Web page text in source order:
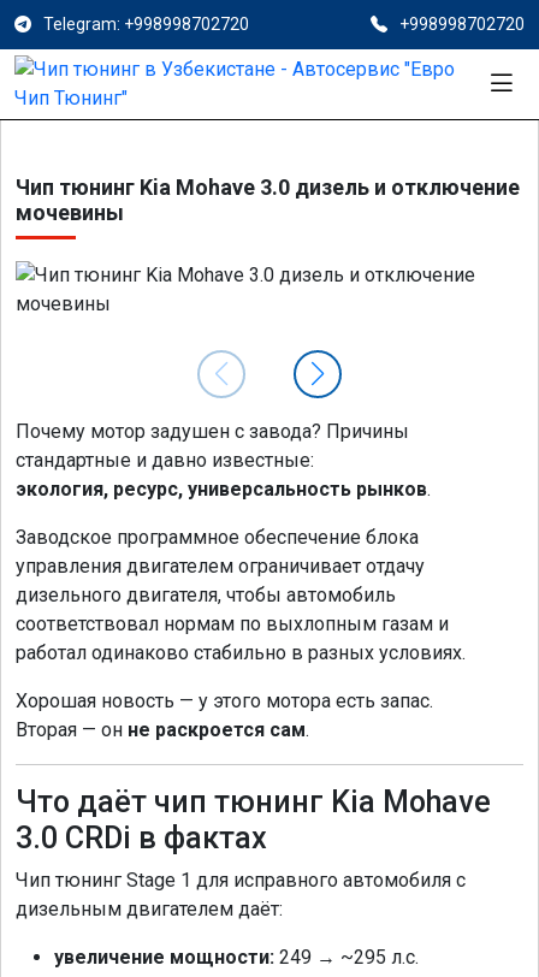
Telegram: +998998702720 +998998702720
Чип тюнинг Kia Mohave 3.0 дизель и отключение
мочевины
Почему мотор задушен с завода? Причины
стандартные и давно известные:
экология, ресурс, универсальность рынков.
Заводское программное обеспечение блока
управления двигателем ограничивает отдачу
дизельного двигателя, чтобы автомобиль
соответствовал нормам по выхлопным газам и
работал одинаково стабильно в разных условиях.
Хорошая новость — у этого мотора есть запас.
Вторая — он не раскроется сам.
Что даёт чип тюнинг Kia Mohave
3.0 CRDi в фактах
Чип тюнинг Stage 1 для исправного автомобиля с
дизельным двигателем даёт:
увеличение мощности: 249 → ~295 л.с.